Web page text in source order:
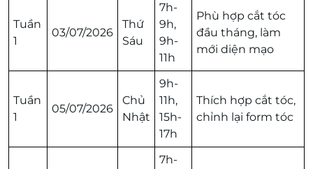
Tuần
1
03/07/2026
Thứ
Sáu
7h-
9h,
9h-
11h
Phù hợp cắt tóc
đầu tháng, làm
mới diện mạo
Tuần
1
05/07/2026
Chủ
Nhật
9h-
11h,
15h-
17h
Thích hợp cắt tóc,
chỉnh lại form tóc
7h-